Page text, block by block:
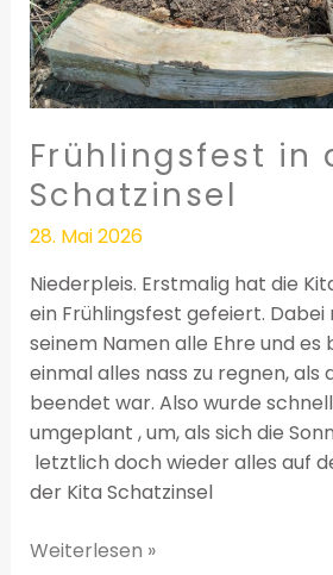
Frühlingsfest in
Schatzinsel
28. Mai 2026
Niederpleis. Erstmalig hat die
ein Frühlingsfest gefeiert.
seinem Namen alle Ehre und es
einmal alles nass zu regnen, als
beendet war. Also wurde
umgeplant , um, als sich die
letztlich doch wieder alles auf
der Kita Schatzinsel
Weiterlesen »